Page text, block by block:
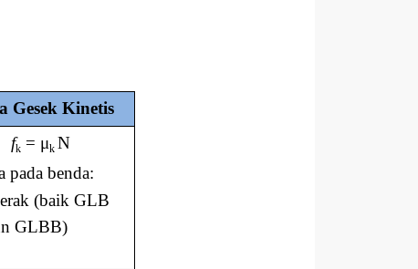
Gesek Kinetis
fk = μk N
pada benda:
(baik GLB
GLBB)